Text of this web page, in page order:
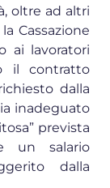
oltre ad altri
Cassazione
ai lavoratori
il contratto
dalla
inadeguato
prevista
un salario
dalla